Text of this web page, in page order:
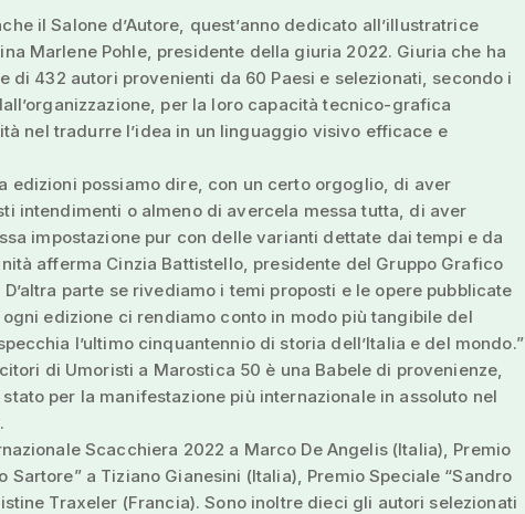
il Salone d’Autore, quest’anno dedicato all’illustratrice
Marlene Pohle, presidente della giuria 2022. Giuria che ha
di 432 autori provenienti da 60 Paesi e selezionati, secondo i
per la loro capacità tecnico-grafica
nel tradurre l’idea in un linguaggio visivo efficace e
edizioni possiamo dire, con un certo orgoglio, di aver
intendimenti o almeno di avercela messa tutta, di aver
impostazione pur con delle varianti dettate dai tempi e da
afferma Cinzia Battistello, presidente del Gruppo Grafico
parte se rivediamo i temi proposti e le opere pubblicate
edizione ci rendiamo conto in modo più tangibile del
l’ultimo cinquantennio di storia dell’Italia e del mondo.”
di Umoristi a Marostica 50 è una Babele di provenienze,
per la manifestazione più internazionale in assoluto nel
Scacchiera 2022 a Marco De Angelis (Italia), Premio
Sartore” a Tiziano Gianesini (Italia), Premio Speciale “Sandro
Traxeler (Francia). Sono inoltre dieci gli autori selezionati